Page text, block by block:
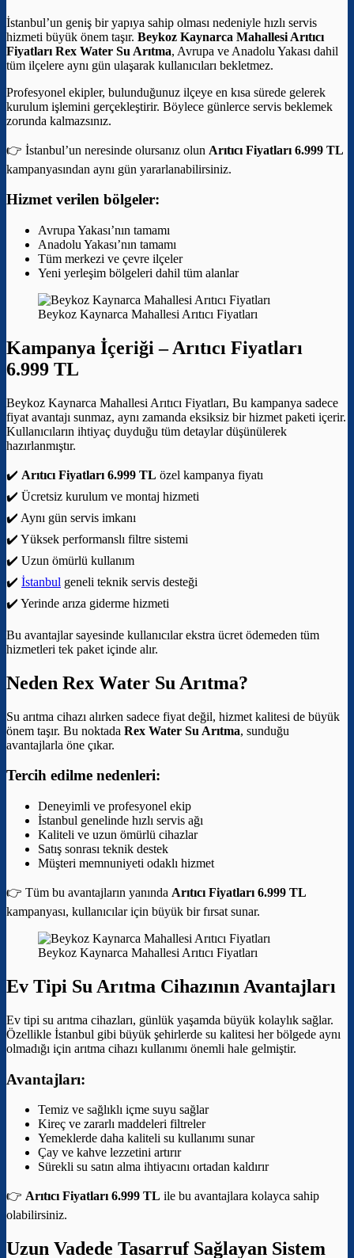
İstanbul’un geniş bir yapıya sahip olması nedeniyle hızlı servis
hizmeti büyük önem taşır. Beykoz Kaynarca Mahallesi Arıtıcı
Fiyatları Rex Water Su Arıtma, Avrupa ve Anadolu Yakası dahil
tüm ilçelere aynı gün ulaşarak kullanıcıları bekletmez.
Profesyonel ekipler, bulunduğunuz ilçeye en kısa sürede gelerek
kurulum işlemini gerçekleştirir. Böylece günlerce servis beklemek
zorunda kalmazsınız.
👉 İstanbul’un neresinde olursanız olun Arıtıcı Fiyatları 6.999 TL
kampanyasından aynı gün yararlanabilirsiniz.
Hizmet verilen bölgeler:
Avrupa Yakası’nın tamamı
Anadolu Yakası’nın tamamı
Tüm merkezi ve çevre ilçeler
Yeni yerleşim bölgeleri dahil tüm alanlar
Beykoz Kaynarca Mahallesi Arıtıcı Fiyatları
Kampanya İçeriği –Arıtıcı Fiyatları
6.999 TL
Beykoz Kaynarca Mahallesi Arıtıcı Fiyatları, Bu kampanya sadece
fiyat avantajı sunmaz, aynı zamanda eksiksiz bir hizmet paketi içerir.
Kullanıcıların ihtiyaç duyduğu tüm detaylar düşünülerek
hazırlanmıştır.
✔️ Arıtıcı Fiyatları 6.999 TL özel kampanya fiyatı
✔️ Ücretsiz kurulum ve montaj hizmeti
✔️ Aynı gün servis imkanı
✔️ Yüksek performanslı filtre sistemi
✔️ Uzun ömürlü kullanım
✔️ İstanbul geneli teknik servis desteği
✔️ Yerinde arıza giderme hizmeti
Bu avantajlar sayesinde kullanıcılar ekstra ücret ödemeden tüm
hizmetleri tek paket içinde alır.
Neden Rex Water Su Arıtma?
Su arıtma cihazı alırken sadece fiyat değil, hizmet kalitesi de büyük
önem taşır. Bu noktada Rex Water Su Arıtma, sunduğu
avantajlarla öne çıkar.
Tercih edilme nedenleri:
Deneyimli ve profesyonel ekip
İstanbul genelinde hızlı servis ağı
Kaliteli ve uzun ömürlü cihazlar
Satış sonrası teknik destek
Müşteri memnuniyeti odaklı hizmet
👉 Tüm bu avantajların yanında Arıtıcı Fiyatları 6.999 TL
kampanyası, kullanıcılar için büyük bir fırsat sunar.
Beykoz Kaynarca Mahallesi Arıtıcı Fiyatları
Ev Tipi Su Arıtma Cihazının Avantajları
Ev tipi su arıtma cihazları, günlük yaşamda büyük kolaylık sağlar.
Özellikle İstanbul gibi büyük şehirlerde su kalitesi her bölgede aynı
olmadığı için arıtma cihazı kullanımı önemli hale gelmiştir.
Avantajları:
Temiz ve sağlıklı içme suyu sağlar
Kireç ve zararlı maddeleri filtreler
Yemeklerde daha kaliteli su kullanımı sunar
Çay ve kahve lezzetini artırır
Sürekli su satın alma ihtiyacını ortadan kaldırır
👉 Arıtıcı Fiyatları 6.999 TL ile bu avantajlara kolayca sahip
olabilirsiniz.
Uzun Vadede Tasarruf Sağlayan Sistem